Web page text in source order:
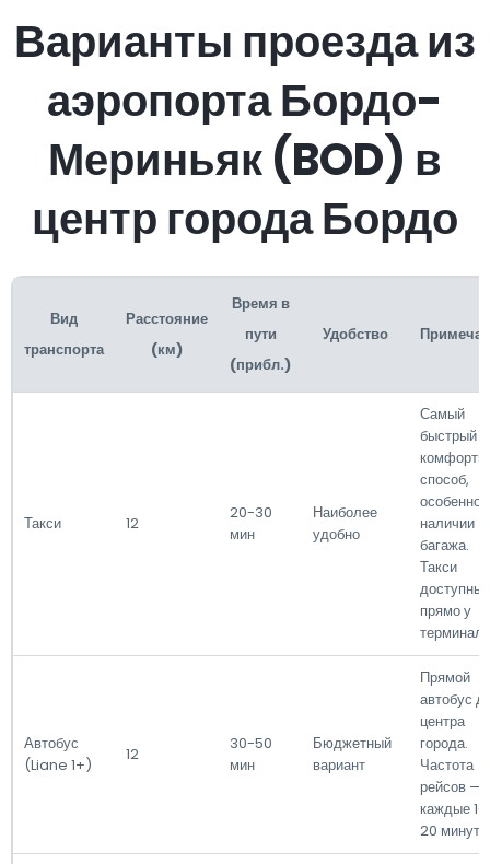
Варианты проезда из
аэропорта Бордо-
Мериньяк (BOD) в
центр города Бордо
Вид
транспорта
Расстояние
(км)
Время в
пути
(прибл.)
Удобство
Такси 12
20-30
мин
Наиболее
удобно
Самый
быстрый и
способ,
особенно
наличии
багажа.
Такси
доступны
прямо у
Автобус
(Liane 1+)
12
30-50
мин
Бюджетный
вариант
Прямой
автобус
центра
города.
Частота
рейсов —
каждые
20 минут.